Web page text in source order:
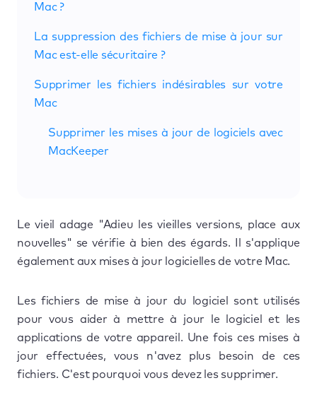
Mac ?
La suppression des fichiers de mise à jour sur
Mac est-elle sécuritaire ?
Supprimer les fichiers indésirables sur votre
Mac
Supprimer les mises à jour de logiciels avec
MacKeeper
Le vieil adage "Adieu les vieilles versions, place aux
nouvelles" se vérifie à bien des égards. Il s'applique
également aux mises à jour logicielles de votre Mac.
Les fichiers de mise à jour du logiciel sont utilisés
pour vous aider à mettre à jour le logiciel et les
applications de votre appareil. Une fois ces mises à
jour effectuées, vous n'avez plus besoin de ces
fichiers. C'est pourquoi vous devez les supprimer.